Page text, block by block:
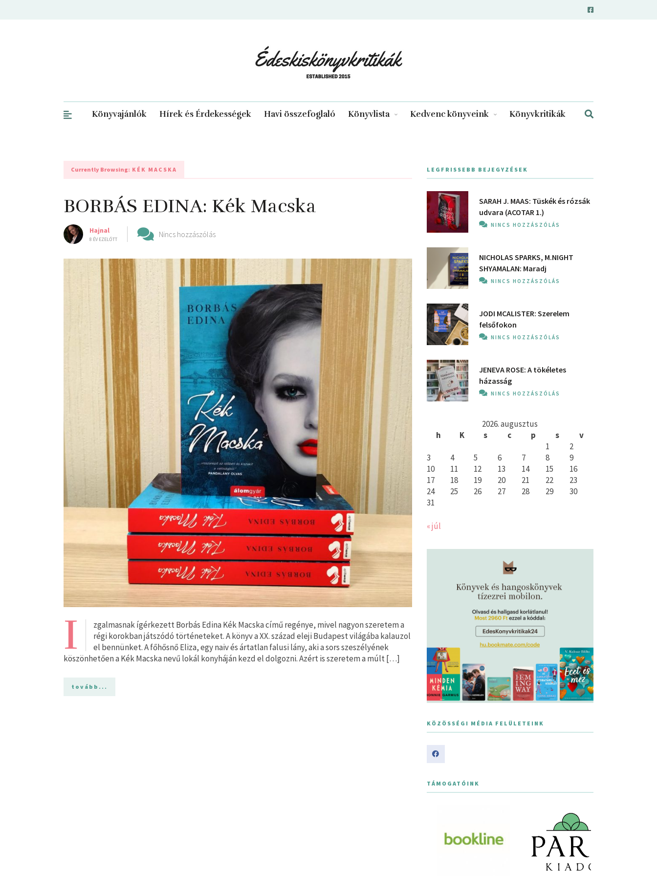
Könyvajánlók Hírek és Érdekességek Havi összefoglaló Könyvlista Kedvenc könyveink Könyvkritikák
Currently Browsing: KÉK MACSKA
BORBÁS EDINA: Kék Macska
Hajnal
8 ÉV EZELŐTT
Nincs hozzászólás
I
zgalmasnak ígérkezett Borbás Edina Kék Macska című regénye, mivel nagyon szeretem a
régi korokban játszódó történeteket. A könyv a XX. század eleji Budapest világába kalauzol
el bennünket. A főhősnő Eliza, egy naiv és ártatlan falusi lány, aki a sors szeszélyének
köszönhetően a Kék Macska nevű lokál konyháján kezd el dolgozni. Azért is szeretem a múlt […]
tovább...
LEGFRISSEBB BEJEGYZÉSEK
SARAH J. MAAS: Tüskék és rózsák
udvara (ACOTAR 1.)
NINCS HOZZÁSZÓLÁS
NICHOLAS SPARKS, M.NIGHT
SHYAMALAN: Maradj
NINCS HOZZÁSZÓLÁS
JODI MCALISTER: Szerelem
felsőfokon
NINCS HOZZÁSZÓLÁS
JENEVA ROSE: A ​tökéletes
házasság
NINCS HOZZÁSZÓLÁS
2026. augusztus
h
K s c p s
v
1
2
3
4 5 6 7 8
9
10
11 12 13 14 15
16
17
18 19 20 21 22
23
24
25 26 27 28 29
30
31
« júl
KÖZÖSSÉGI MÉDIA FELÜLETEINK
TÁMOGATÓINK